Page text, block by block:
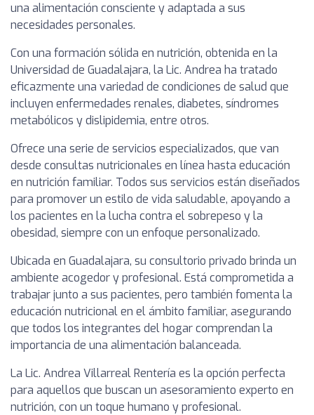
una alimentación consciente y adaptada a sus
necesidades personales.
Con una formación sólida en nutrición, obtenida en la
Universidad de Guadalajara, la Lic. Andrea ha tratado
eficazmente una variedad de condiciones de salud que
incluyen enfermedades renales, diabetes, síndromes
metabólicos y dislipidemia, entre otros.
Ofrece una serie de servicios especializados, que van
desde consultas nutricionales en línea hasta educación
en nutrición familiar. Todos sus servicios están diseñados
para promover un estilo de vida saludable, apoyando a
los pacientes en la lucha contra el sobrepeso y la
obesidad, siempre con un enfoque personalizado.
Ubicada en Guadalajara, su consultorio privado brinda un
ambiente acogedor y profesional. Está comprometida a
trabajar junto a sus pacientes, pero también fomenta la
educación nutricional en el ámbito familiar, asegurando
que todos los integrantes del hogar comprendan la
importancia de una alimentación balanceada.
La Lic. Andrea Villarreal Rentería es la opción perfecta
para aquellos que buscan un asesoramiento experto en
nutrición, con un toque humano y profesional.